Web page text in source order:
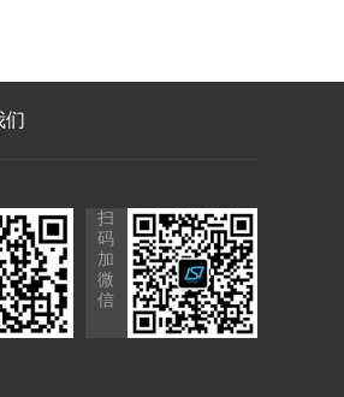
们
扫
码
加
微
信